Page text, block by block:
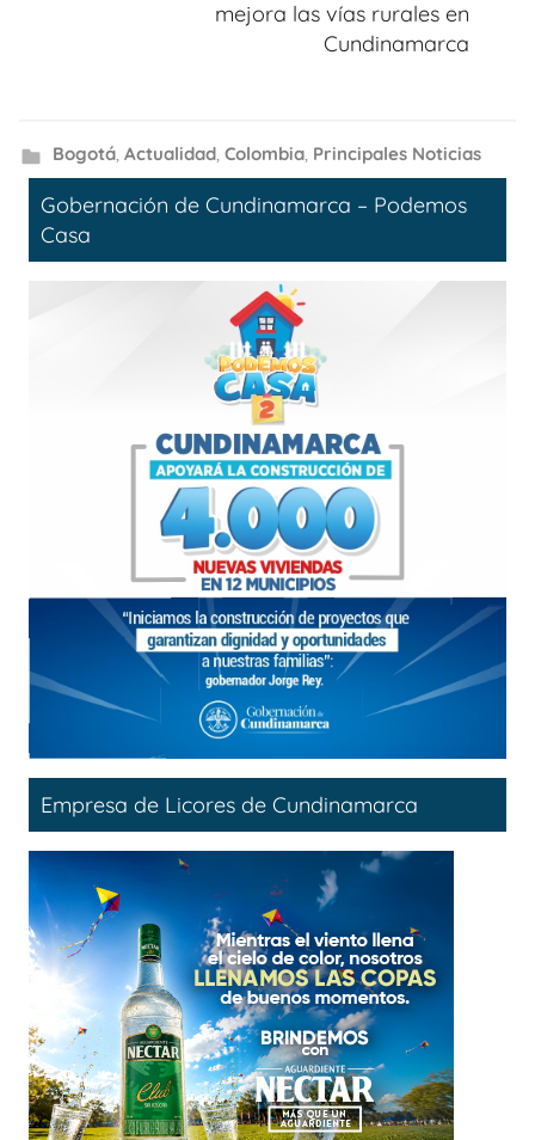
mejora las vías rurales en
Cundinamarca
Bogotá, Actualidad, Colombia, Principales Noticias
Gobernación de Cundinamarca – Podemos
Casa
Empresa de Licores de Cundinamarca